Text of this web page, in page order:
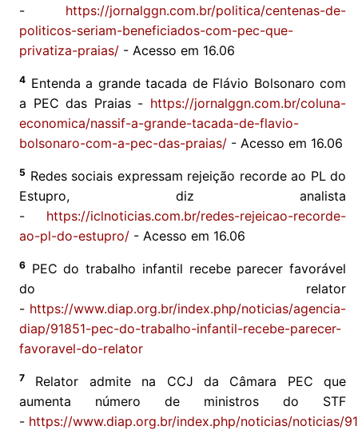
- https://jornalggn.com.br/politica/centenas-de-
politicos-seriam-beneficiados-com-pec-que-
privatiza-praias/ - Acesso em 16.06
4 Entenda a grande tacada de Flávio Bolsonaro com
a PEC das Praias - https://jornalggn.com.br/coluna-
economica/nassif-a-grande-tacada-de-flavio-
bolsonaro-com-a-pec-das-praias/ - Acesso em 16.06
5 Redes sociais expressam rejeição recorde ao PL do
Estupro, diz analista
- https://iclnoticias.com.br/redes-rejeicao-recorde-
ao-pl-do-estupro/ - Acesso em 16.06
6 PEC do trabalho infantil recebe parecer favorável
do relator
- https://www.diap.org.br/index.php/noticias/agencia-
diap/91851-pec-do-trabalho-infantil-recebe-parecer-
favoravel-do-relator
7
Relator admite na CCJ da Câmara PEC que
aumenta número de ministros do STF
- https://www.diap.org.br/index.php/noticias/noticias/